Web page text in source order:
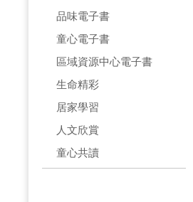
品味電子書
童心電子書
區域資源中心電子書
生命精彩
居家學習
人文欣賞
童心共讀